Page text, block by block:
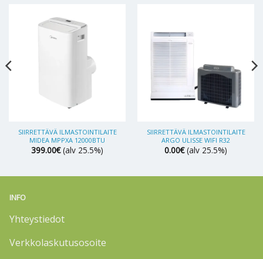
SIIRRETTÄVÄ ILMASTOINTILAITE
MIDEA MPPXA 12000BTU
399.00€ (alv 25.5%)
SIIRRETTÄVÄ ILMASTOINTILAITE
ARGO ULISSE WIFI R32
0.00€ (alv 25.5%)
INFO
Yhteystiedot
Verkkolaskutusosoite